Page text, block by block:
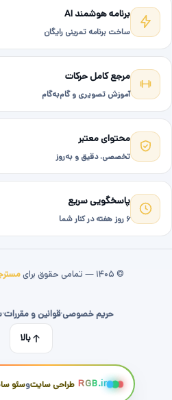
برنامه هوشمند AI
ساخت برنامه تمرینی رایگان
مرجع کامل حرکات
آموزش تصویری و گام‌به‌گام
محتوای معتبر
تخصصی، دقیق و به‌روز
پاسخگویی سریع
۶ روز هفته در کنار شما
© ۱۴۰۵ — تمامی حقوق برای
حریم خصوصی·قوانین و مقررات·
بالا
RGB.ir طراحی سایتوسئو